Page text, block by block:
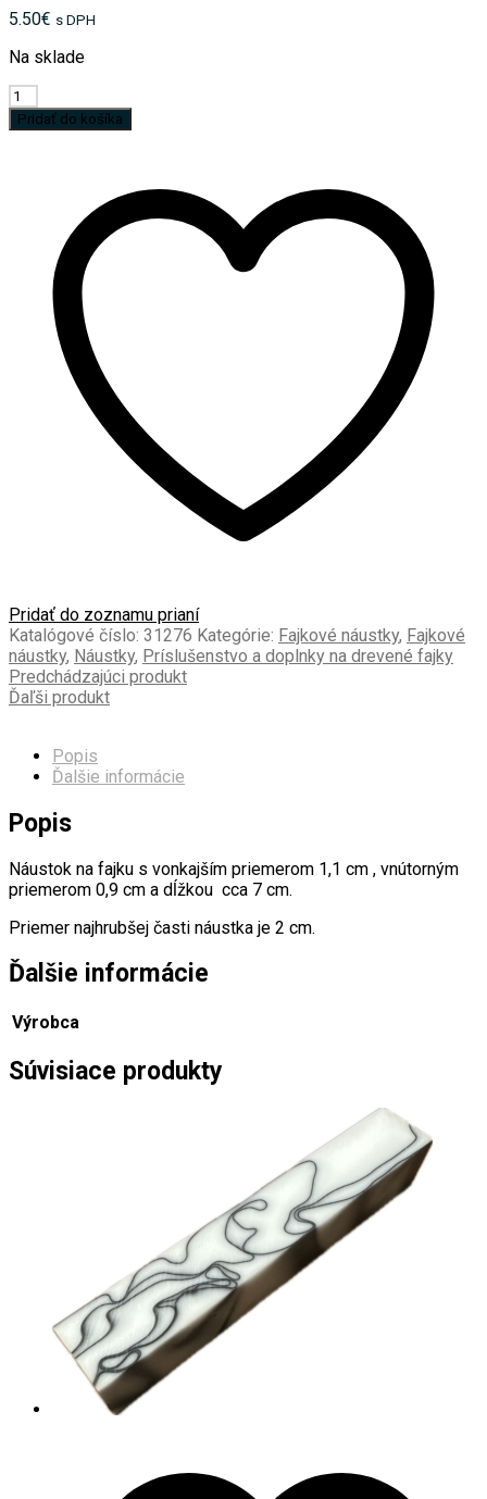
5.50€ s DPH
Na sklade
množstvo
Mr.
Brog-
Pridať do košíka
Pridať do zoznamu prianí
Katalógové číslo: 31276 Kategórie: Fajkové náustky, Fajkové
náustky, Náustky, Príslušenstvo a doplnky na drevené fajky
Predchádzajúci produkt
Ďaľši produkt
Popis
Ďalšie informácie
Popis
Náustok na fajku s vonkajším priemerom 1,1 cm , vnútorným
priemerom 0,9 cm a dĺžkou cca 7 cm.
Priemer najhrubšej časti náustka je 2 cm.
Ďalšie informácie
Výrobca
Súvisiace produkty